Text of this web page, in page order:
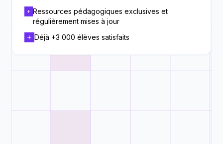
Ressources pédagogiques exclusives et
régulièrement mises à jour
Déjà +3 000 élèves satisfaits